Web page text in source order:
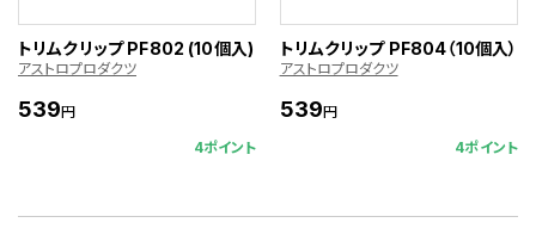
トリムクリップ PF802 (10個入)
アストロプロダクツ
539円
4ポイント
トリムクリップ PF804（10個入）
アストロプロダクツ
539円
4ポイント